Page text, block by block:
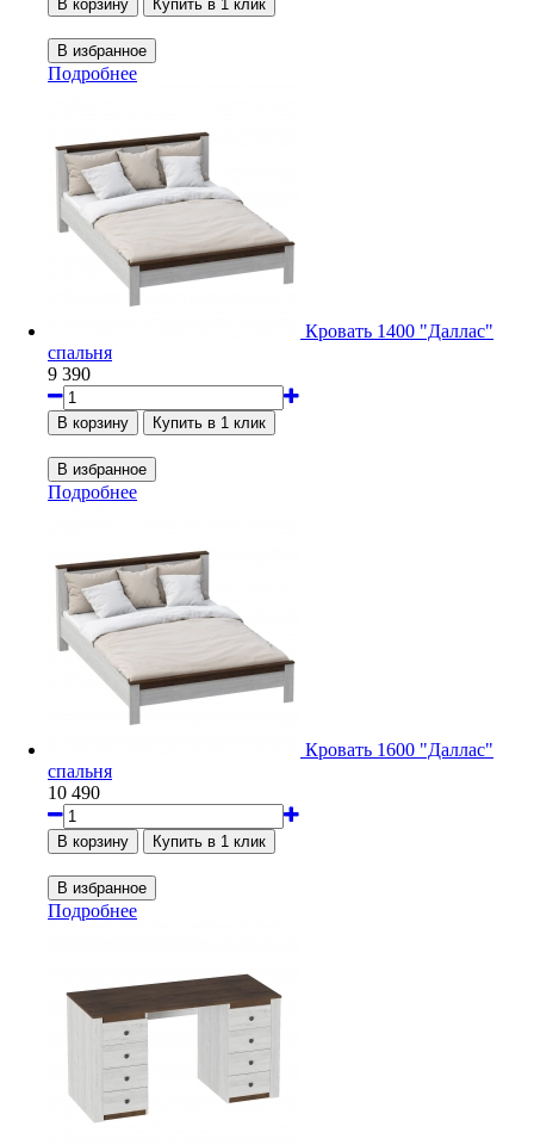
Подробнее
Кровать 1400 "Даллас"
спальня
9 390
Подробнее
Кровать 1600 "Даллас"
спальня
10 490
Подробнее